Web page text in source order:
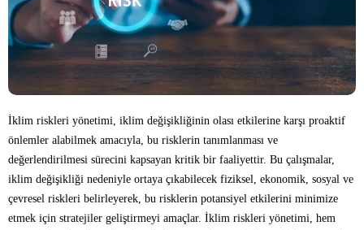
İklim riskleri yönetimi, iklim değişikliğinin olası etkilerine karşı proaktif
önlemler alabilmek amacıyla, bu risklerin tanımlanması ve
değerlendirilmesi sürecini kapsayan kritik bir faaliyettir. Bu çalışmalar,
iklim değişikliği nedeniyle ortaya çıkabilecek fiziksel, ekonomik, sosyal ve
çevresel riskleri belirleyerek, bu risklerin potansiyel etkilerini minimize
etmek için stratejiler geliştirmeyi amaçlar. İklim riskleri yönetimi, hem